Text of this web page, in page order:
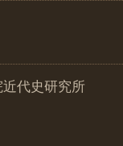
代史研究所